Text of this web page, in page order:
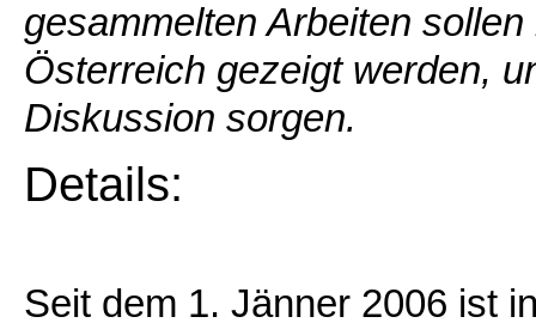
gesammelten Arbeiten
Österreich gezeigt werden,
Diskussion sorgen.
Details:
Seit dem 1. Jänner 2006 ist